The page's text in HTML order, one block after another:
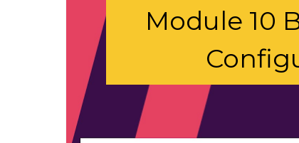
Module 10